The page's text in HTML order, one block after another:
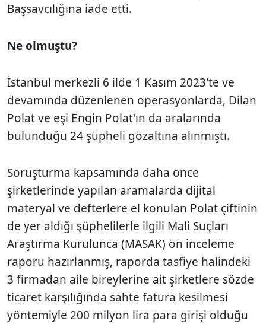
Başsavcılığına iade etti.
Ne olmuştu?
İstanbul merkezli 6 ilde 1 Kasım 2023'te ve
devamında düzenlenen operasyonlarda, Dilan
Polat ve eşi Engin Polat'ın da aralarında
bulunduğu 24 şüpheli gözaltına alınmıştı.
Soruşturma kapsamında daha önce
şirketlerinde yapılan aramalarda dijital
materyal ve defterlere el konulan Polat çiftinin
de yer aldığı şüphelilerle ilgili Mali Suçları
Araştırma Kurulunca (MASAK) ön inceleme
raporu hazırlanmış, raporda tasfiye halindeki
3 firmadan aile bireylerine ait şirketlere sözde
ticaret karşılığında sahte fatura kesilmesi
yöntemiyle 200 milyon lira para girişi olduğu